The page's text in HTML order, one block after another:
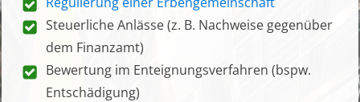
Steuerliche Anlässe (z. B. Nachweise gegenüber
dem Finanzamt)
Bewertung im Enteignungsverfahren (bspw.
Entschädigung)